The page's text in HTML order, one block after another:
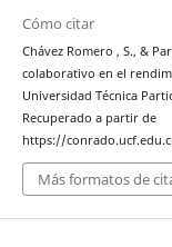
Cómo citar
Chávez Romero , S., &
colaborativo en el
Universidad Técnica
Recuperado a partir de
https://
Más formatos de